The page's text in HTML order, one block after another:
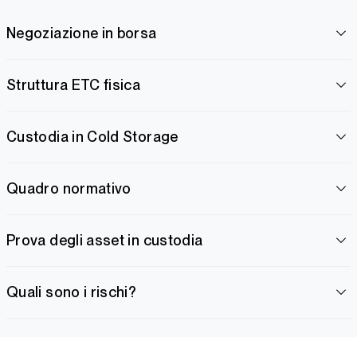
Negoziazione in borsa
Struttura ETC fisica
Custodia in Cold Storage
Quadro normativo
Prova degli asset in custodia
Quali sono i rischi?